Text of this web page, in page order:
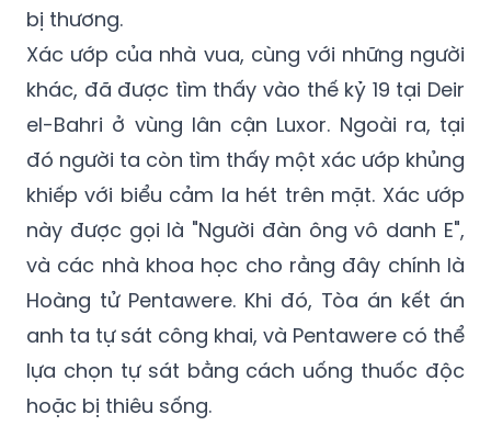
bị thương.
Xác ướp của nhà vua, cùng với những người
khác, đã được tìm thấy vào thế kỷ 19 tại Deir
el-Bahri ở vùng lân cận Luxor. Ngoài ra, tại
đó người ta còn tìm thấy một xác ướp khủng
khiếp với biểu cảm la hét trên mặt. Xác ướp
này được gọi là "Người đàn ông vô danh E",
và các nhà khoa học cho rằng đây chính là
Hoàng tử Pentawere. Khi đó, Tòa án kết án
anh ta tự sát công khai, và Pentawere có thể
lựa chọn tự sát bằng cách uống thuốc độc
hoặc bị thiêu sống.